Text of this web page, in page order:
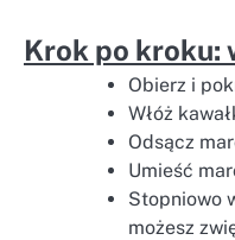
Krok po kroku:
Obierz i
Włóż
Odsącz
Umieść
Stopniowo
możesz